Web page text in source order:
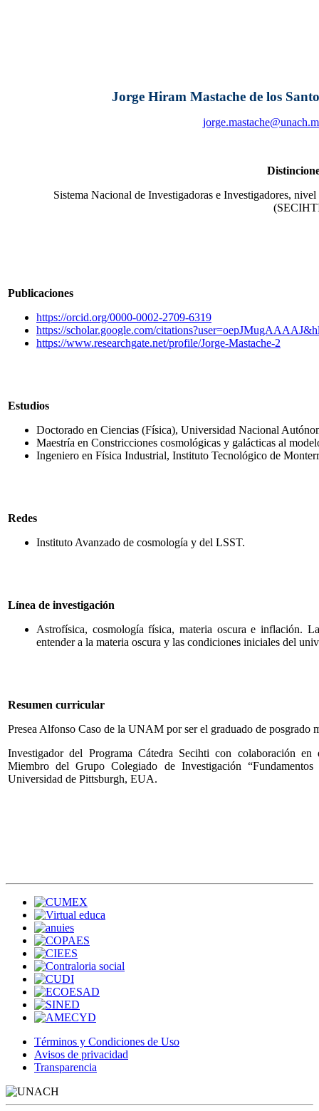
Jorge Hiram Mastache de los
Sistema Nacional de Investigadoras e Investigadores, nivel
Publicaciones
https://orcid.org/0000-0002-2709-6319
https://scholar.google.com/
https://www.researchgate.net/profile/Jorge-Mastache-2
Estudios
Doctorado en Ciencias (Física), Universidad Nacional
Maestría en Constricciones cosmológicas y galácticas al
Ingeniero en Física Industrial, Instituto Tecnológico de
Redes
Instituto Avanzado de cosmología y del LSST.
Línea de investigación
Astrofísica, cosmología física, materia oscura e inflación.
entender a la materia oscura y las condiciones iniciales del
Resumen curricular
Presea Alfonso Caso de la UNAM por ser el graduado de posgrado
Investigador del Programa Cátedra Secihti con colaboración
Miembro del Grupo Colegiado de Investigación
Universidad de Pittsburgh, EUA.
Términos y Condiciones de Uso
Avisos de privacidad
Transparencia